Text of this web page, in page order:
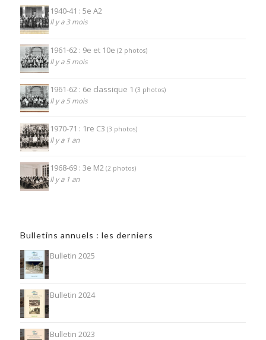
1940-41 : 5e A2
Il y a 3 mois
1961-62 : 9e et 10e (2 photos)
Il y a 5 mois
1961-62 : 6e classique 1 (3 photos)
Il y a 5 mois
1970-71 : 1re C3 (3 photos)
Il y a 1 an
1968-69 : 3e M2 (2 photos)
Il y a 1 an
Bulletins annuels : les derniers
Bulletin 2025
Bulletin 2024
Bulletin 2023